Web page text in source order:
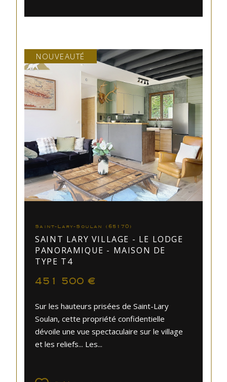
Saint-Lary-Soulan (65170)
SAINT LARY VILLAGE - LE LODGE
PANORAMIQUE - MAISON DE
TYPE T4
451 500 €
Sur les hauteurs prisées de Saint-Lary
Soulan, cette propriété confidentielle
dévoile une vue spectaculaire sur le village
et les reliefs... Les...
NOUVEAUTÉ